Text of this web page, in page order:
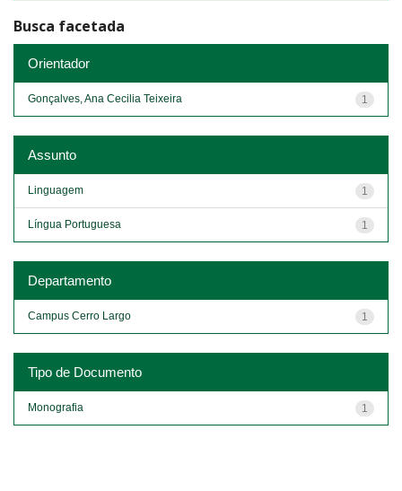
Busca facetada
Orientador
1
Gonçalves, Ana Cecilia Teixeira
Assunto
1
Linguagem
1
Língua Portuguesa
Departamento
1
Campus Cerro Largo
Tipo de Documento
1
Monografia